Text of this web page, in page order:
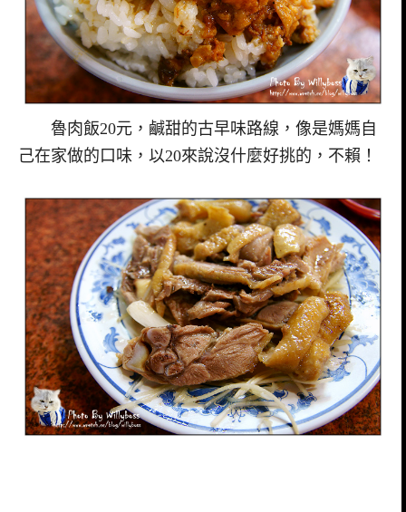
魯肉飯20元，鹹甜的古早味路線，像是媽媽自
己在家做的口味，以20來說沒什麼好挑的，不賴！